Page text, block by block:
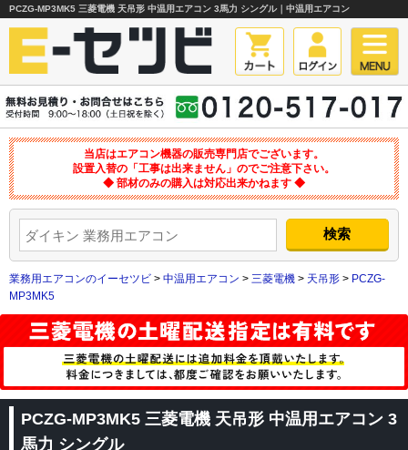
PCZG-MP3MK5 三菱電機 天吊形 中温用エアコン 3馬力 シングル｜中温用エアコン
当店はエアコン機器の販売専門店でございます。
設置入替の「工事は出来ません」のでご注意下さい。
◆ 部材のみの購入は対応出来かねます ◆
業務用エアコンのイーセツビ > 中温用エアコン > 三菱電機 > 天吊形 > PCZG-
MP3MK5
PCZG-MP3MK5 三菱電機 天吊形 中温用エアコン 3
馬力 シングル